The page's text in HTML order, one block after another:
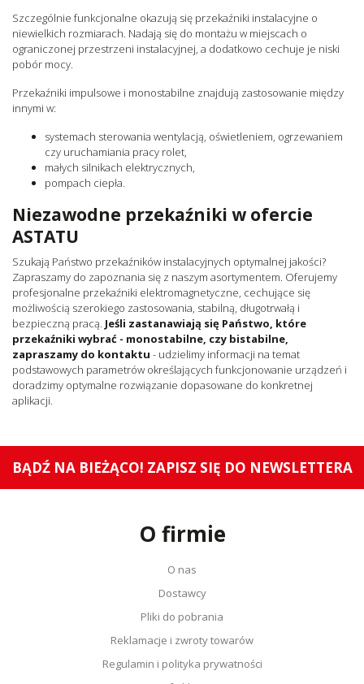
Szczególnie funkcjonalne okazują się przekaźniki instalacyjne o
niewielkich rozmiarach. Nadają się do montażu w miejscach o
ograniczonej przestrzeni instalacyjnej, a dodatkowo cechuje je niski
pobór mocy.
Przekaźniki impulsowe i monostabilne znajdują zastosowanie między
innymi w:
systemach sterowania wentylacją, oświetleniem, ogrzewaniem
czy uruchamiania pracy rolet,
małych silnikach elektrycznych,
pompach ciepła.
Niezawodne przekaźniki w ofercie
ASTATU
Szukają Państwo przekaźników instalacyjnych optymalnej jakości?
Zapraszamy do zapoznania się z naszym asortymentem. Oferujemy
profesjonalne przekaźniki elektromagnetyczne, cechujące się
możliwością szerokiego zastosowania, stabilną, długotrwałą i
bezpieczną pracą. Jeśli zastanawiają się Państwo, które
przekaźniki wybrać - monostabilne, czy bistabilne,
zapraszamy do kontaktu - udzielimy informacji na temat
podstawowych parametrów określających funkcjonowanie urządzeń i
doradzimy optymalne rozwiązanie dopasowane do konkretnej
aplikacji.
BĄDŹ NA BIEŻĄCO! ZAPISZ SIĘ DO NEWSLETTERA
O firmie
O nas
Dostawcy
Pliki do pobrania
Reklamacje i zwroty towarów
Regulamin i polityka prywatności